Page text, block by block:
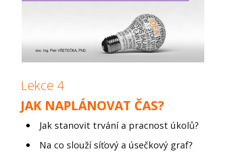
Lekce 4
JAK NAPLÁNOVAT ČAS?
Jak stanovit trvání a pracnost úkolů?
Na co slouží síťový a úsečkový graf?